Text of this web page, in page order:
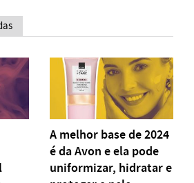
A melhor base de 2024
é da Avon e ela pode
uniformizar, hidratar e